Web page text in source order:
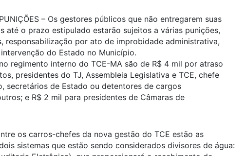
– Os gestores públicos que não entregarem suas
até o prazo estipulado estarão sujeitos a várias punições,
responsabilização por ato de improbidade administrativa,
do Estado no Município.
regimento interno do TCE-MA são de R$ 4 mil por atraso
presidentes do TJ, Assembleia Legislativa e TCE, chefe
secretários de Estado ou detentores de cargos
e R$ 2 mil para presidentes de Câmaras de
os carros-chefes da nova gestão do TCE estão as
sistemas que estão sendo considerados divisores de água: